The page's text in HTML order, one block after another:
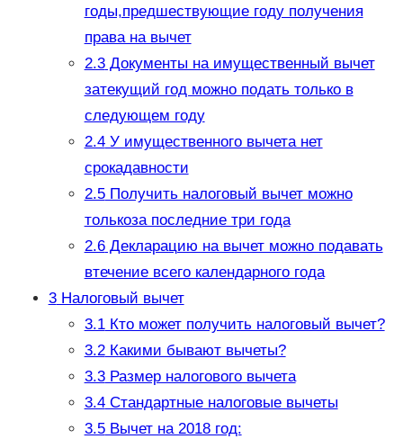
годы,предшествующие году получения
права на вычет
2.3Документы на имущественный вычет
затекущий год можно подать только в
следующем году
2.4У имущественного вычета нет
срокадавности
2.5Получить налоговый вычет можно
толькоза последние три года
2.6Декларацию на вычет можно подавать
втечение всего календарного года
3Налоговый вычет
3.1Кто может получить налоговый вычет?
3.2Какими бывают вычеты?
3.3Размер налогового вычета
3.4Стандартные налоговые вычеты
3.5Вычет на 2018 год: